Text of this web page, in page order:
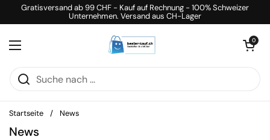
Zum Inhalt springen
Gratisversand ab 99 CHF - Kauf auf Rechnung - 100% Schweizer
Unternehmen. Versand aus CH-Lager
Menü öffnen
Warenkorb
0
Startseite / News
News